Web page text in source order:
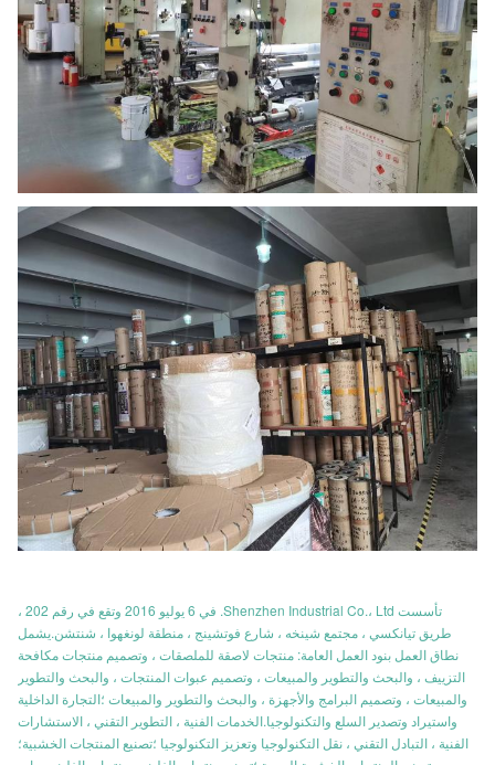
تأسست Shenzhen Industrial Co.، Ltd. في 6 يوليو 2016 وتقع في رقم 202 ،
طريق تيانكسي ، مجتمع شينخه ، شارع فوتشينج ، منطقة لونغهوا ، شنتشن.يشمل
نطاق العمل بنود العمل العامة: منتجات لاصقة للملصقات ، وتصميم منتجات مكافحة
التزييف ، والبحث والتطوير والمبيعات ، وتصميم عبوات المنتجات ، والبحث والتطوير
والمبيعات ، وتصميم البرامج والأجهزة ، والبحث والتطوير والمبيعات ؛التجارة الداخلية
واستيراد وتصدير السلع والتكنولوجيا.الخدمات الفنية ، التطوير التقني ، الاستشارات
الفنية ، التبادل التقني ، نقل التكنولوجيا وتعزيز التكنولوجيا ؛تصنيع المنتجات الخشبية؛